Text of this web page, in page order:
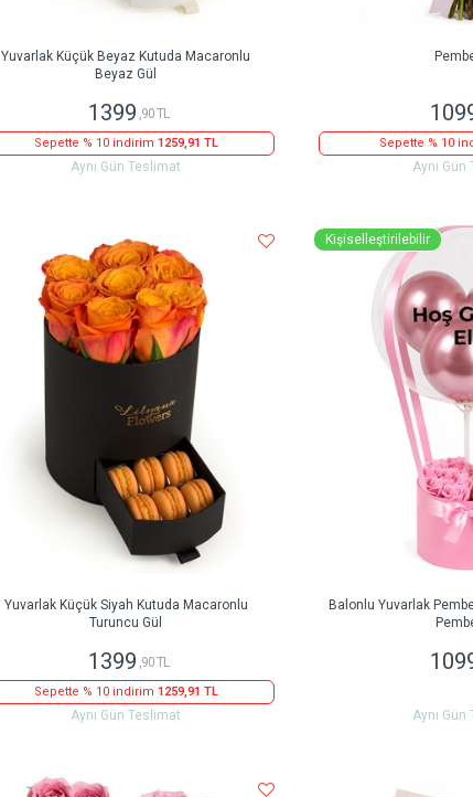
Yuvarlak Küçük Beyaz Kutuda Macaronlu
Beyaz Gül
1399 ,90 TL
Sepette % 10 indirim 1259,91 TL
Aynı Gün Teslimat
Sepette % 10
Aynı
Yuvarlak Küçük Siyah Kutuda Macaronlu
Turuncu Gül
1399 ,90 TL
Sepette % 10 indirim 1259,91 TL
Aynı Gün Teslimat
Kişiselleştirilebilir
Balonlu Yuvarlak
Aynı